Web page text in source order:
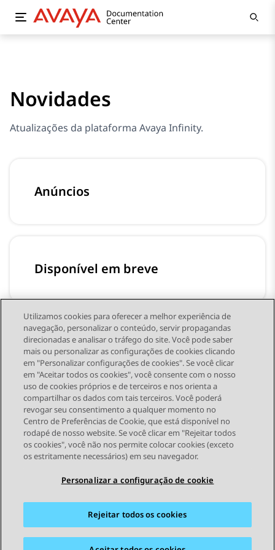
Novidades
Atualizações da plataforma Avaya Infinity.
Anúncios
Disponível em breve
Notas da versão
STAY CONNECTED
Mapa do site Termos de Uso
Privacidade
Marcas registradas
Utilizamos cookies para oferecer a melhor experiência de
navegação, personalizar o conteúdo, servir propagandas
direcionadas e analisar o tráfego do site. Você pode saber
mais ou personalizar as configurações de cookies clicando
em "Personalizar configurações de cookies". Se você clicar
em "Aceitar todos os cookies", você consente com o nosso
uso de cookies próprios e de terceiros e nos orienta a
compartilhar os dados com tais terceiros. Você poderá
revogar seu consentimento a qualquer momento no
Centro de Preferências de Cookie, que está disponível no
rodapé de nosso website. Se você clicar em "Rejeitar todos
os cookies", você não nos permite colocar cookies (exceto
os estritamente necessários) em seu navegador.
Personalizar a configuração de cookie
Rejeitar todos os cookies